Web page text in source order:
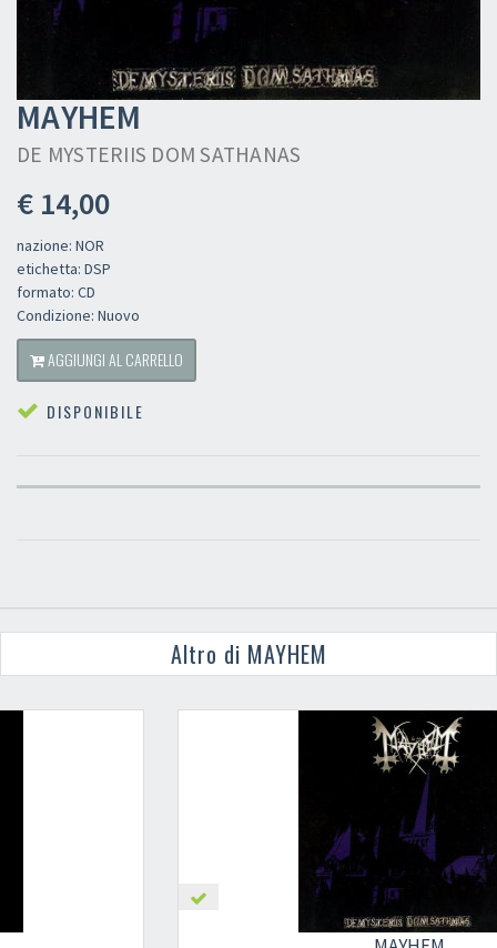
MAYHEM
DE MYSTERIIS DOM SATHANAS
€ 14,00
nazione: NOR
etichetta: DSP
formato: CD
Condizione: Nuovo
AGGIUNGI AL CARRELLO
DISPONIBILE
Altro di MAYHEM